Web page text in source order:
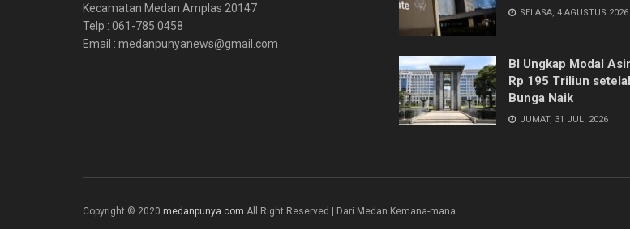
Kecamatan Medan Amplas 20147
Telp : 061-785 0458
Email : medanpunyanews@gmail.com
SELASA, 4 AGUSTUS 2026
BI Ungkap Modal
Rp 195 Triliun
Bunga Naik
JUMAT, 31 JULI 2026
Copyright © 2020 medanpunya.com All Right Reserved | Dari Medan Kemana-mana